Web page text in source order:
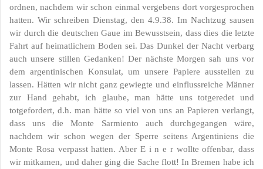
ordnen, nachdem wir schon einmal vergebens dort vorgesprochen
hatten. Wir schreiben Dienstag, den 4.9.38. Im Nachtzug sausen
wir durch die deutschen Gaue im Bewusstsein, dass dies die letzte
Fahrt auf heimatlichem Boden sei. Das Dunkel der Nacht verbarg
auch unsere stillen Gedanken! Der nächste Morgen sah uns vor
dem argentinischen Konsulat, um unsere Papiere ausstellen zu
lassen. Hätten wir nicht ganz gewiegte und einflussreiche Männer
zur Hand gehabt, ich glaube, man hätte uns totgeredet und
totgefordert, d.h. man hätte so viel von uns an Papieren verlangt,
dass uns die Monte Sarmiento auch durchgegangen wäre,
nachdem wir schon wegen der Sperre seitens Argentiniens die
Monte Rosa verpasst hatten. Aber E i n e r wollte offenbar, dass
wir mitkamen, und daher ging die Sache flott! In Bremen habe ich